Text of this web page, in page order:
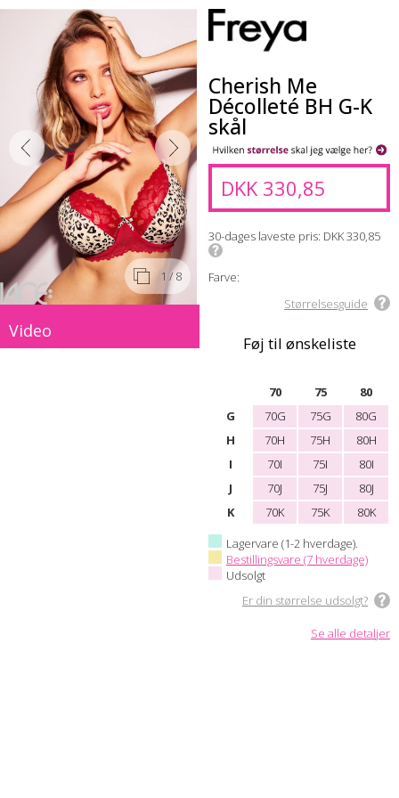
1 / 8
Video
Cherish Me
Décolleté BH G-K
skål
DKK 330,85
30-dages laveste pris DKK 330,85
Farve:
Størrelsesguide
Føj til ønskeliste
70 75
80
G
70G 75G
80G
H
70H 75H
80H
I
70I 75I
80I
J
70J 75J
80J
K
70K 75K
80K
Lagervare (1-2 hverdage).
Bestillingsvare (7 hverdage)
Udsolgt
Er din størrelse udsolgt?
Se alle detaljer